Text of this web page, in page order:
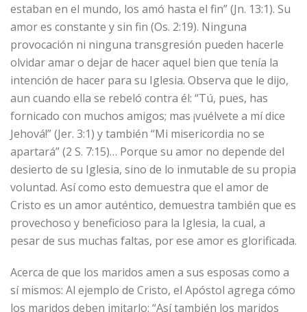
estaban en el mundo, los amó hasta el fin” (Jn. 13:1). Su
amor es constante y sin fin (Os. 2:19). Ninguna
provocación ni ninguna transgresión pueden hacerle
olvidar amar o dejar de hacer aquel bien que tenía la
intención de hacer para su Iglesia. Observa que le dijo,
aun cuando ella se rebeló contra él: “Tú, pues, has
fornicado con muchos amigos; mas ¡vuélvete a mí dice
Jehová!” (Jer. 3:1) y también “Mi misericordia no se
apartará” (2 S. 7:15)… Porque su amor no depende del
desierto de su Iglesia, sino de lo inmutable de su propia
voluntad. Así como esto demuestra que el amor de
Cristo es un amor auténtico, demuestra también que es
provechoso y beneficioso para la Iglesia, la cual, a
pesar de sus muchas faltas, por ese amor es glorificada.
Acerca de que los maridos amen a sus esposas como a
sí mismos: Al ejemplo de Cristo, el Apóstol agrega cómo
los maridos deben imitarlo: “Así también los maridos